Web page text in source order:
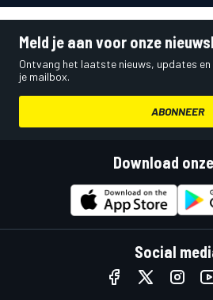
Meld je aan voor onze
Ontvang het laatste nieuws, updates
je mailbox.
ABONNEER
Download
Social